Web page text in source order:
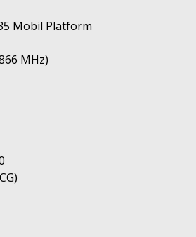
Mobil Platform
MHz)